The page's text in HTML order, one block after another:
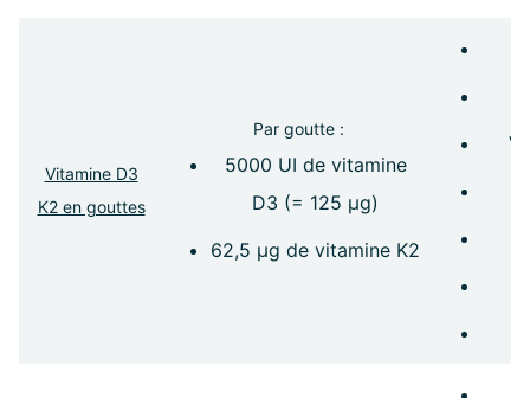
Vitamine D3
K2 en gouttes
Par goutte :
5000 UI de vitamine
D3 (= 125 µg)
62,5 µg de vitamine K2